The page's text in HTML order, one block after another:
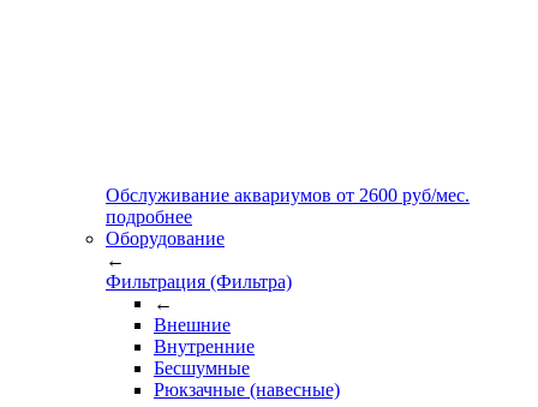
Обслуживание аквариумов от 2600 руб/мес.
подробнее
Оборудование
←
Фильтрация (Фильтра)
←
Внешние
Внутренние
Бесшумные
Рюкзачные (навесные)